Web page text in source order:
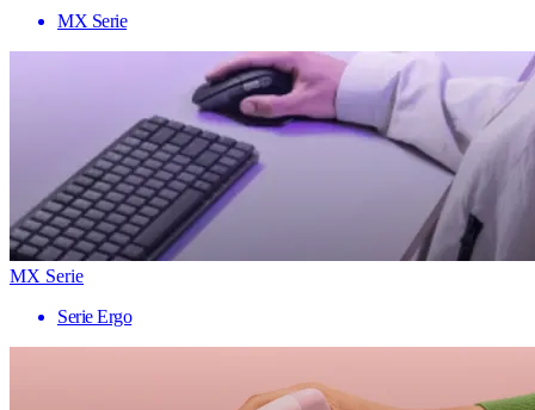
MX Serie
MX Serie
Serie Ergo